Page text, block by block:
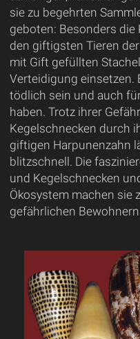
sie zu begehrten
geboten: Besonders die
den giftigsten Tieren
mit Gift gefüllten
Verteidigung einsetzen.
tödlich sein und auch
haben. Trotz ihrer
Kegelschnecken durch
giftigen Harpunenzahn
blitzschnell. Die
und Kegelschnecken
Ökosystem machen sie
gefährlichen